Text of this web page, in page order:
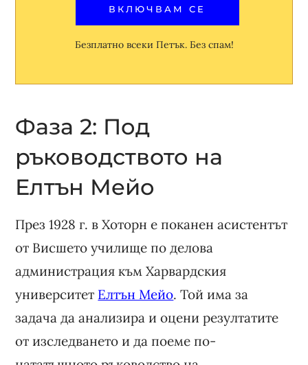
Безплатно всеки Петък. Без спам!
Фаза 2: Под
ръководството на
Елтън Мейо
През 1928 г. в Хоторн е поканен асистентът
от Висшето училище по делова
администрация към Харвардския
университет Елтън Мейо. Той има за
задача да анализира и оцени резултатите
от изследването и да поеме по-